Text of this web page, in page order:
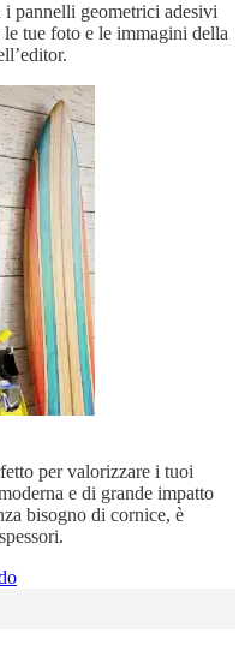
pannelli geometrici adesivi
tue foto e le immagini della
per valorizzare i tuoi
e di grande impatto
bisogno di cornice, è